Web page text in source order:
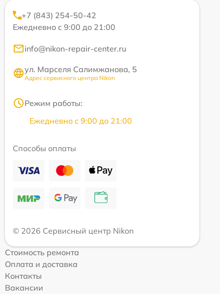
+7 (843) 254-50-42
Ежедневно с 9:00 до 21:00
info@nikon-repair-center.ru
ул. Марселя Салимжанова, 5
Адрес сервисного центра Nikon
Режим работы:
Ежедневно с 9:00 до 21:00
Способы оплаты
© 2026 Сервисный центр Nikon
Стоимость ремонта
Оплата и доставка
Контакты
Вакансии